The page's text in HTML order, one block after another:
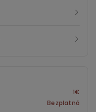
1€
Bezplatná